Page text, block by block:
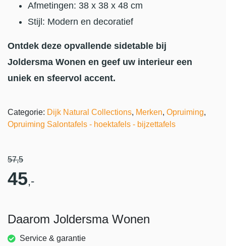
Afmetingen: 38 x 38 x 48 cm
Stijl: Modern en decoratief
Ontdek deze opvallende sidetable bij
Joldersma Wonen en geef uw interieur een
uniek en sfeervol accent.
Categorie: Dijk Natural Collections, Merken, Opruiming,
Opruiming Salontafels - hoektafels - bijzettafels
57,5
45,-
Daarom Joldersma Wonen
Service & garantie